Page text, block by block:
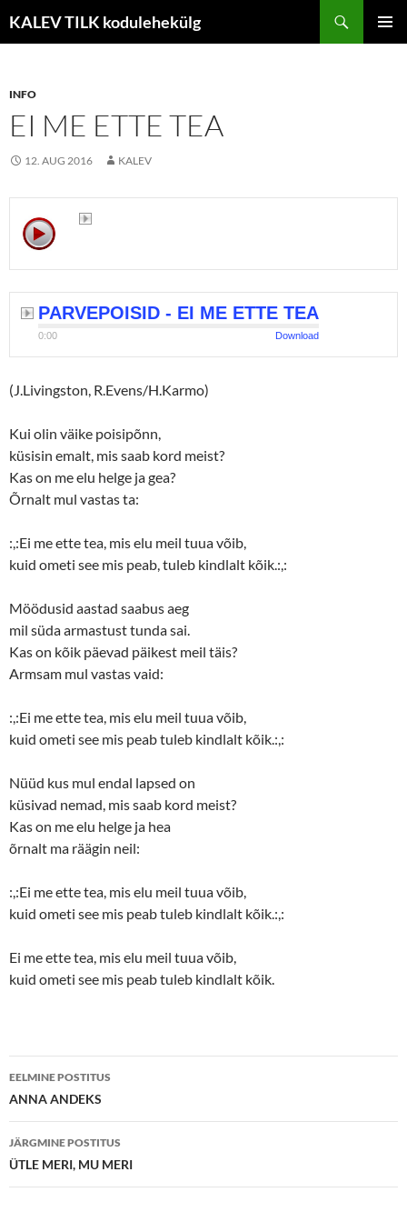
sisuKALEV TILK kodulehekülg
INFO
EI ME ETTE TEA
12. AUG 2016 KALEV
PARVEPOISID - EI ME ETTE TEA
Download
0:00
(J.Livingston, R.Evens/H.Karmo)
Kui olin väike poisipõnn,
küsisin emalt, mis saab kord meist?
Kas on me elu helge ja gea?
Õrnalt mul vastas ta:
:,:Ei me ette tea, mis elu meil tuua võib,
kuid ometi see mis peab, tuleb kindlalt kõik.:,:
Möödusid aastad saabus aeg
mil süda armastust tunda sai.
Kas on kõik päevad päikest meil täis?
Armsam mul vastas vaid:
:,:Ei me ette tea, mis elu meil tuua võib,
kuid ometi see mis peab tuleb kindlalt kõik.:,:
Nüüd kus mul endal lapsed on
küsivad nemad, mis saab kord meist?
Kas on me elu helge ja hea
õrnalt ma räägin neil:
:,:Ei me ette tea, mis elu meil tuua võib,
kuid ometi see mis peab tuleb kindlalt kõik.:,:
Ei me ette tea, mis elu meil tuua võib,
kuid ometi see mis peab tuleb kindlalt kõik.
Postituste
töölaud
EELMINE POSTITUS
ANNA ANDEKS
JÄRGMINE POSTITUS
ÜTLE MERI, MU MERI